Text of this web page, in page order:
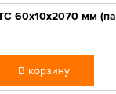
60х10х2070 мм
В корзину